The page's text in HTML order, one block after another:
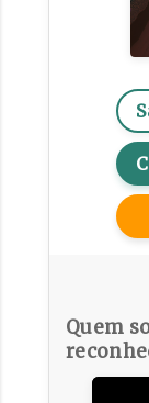
Quem